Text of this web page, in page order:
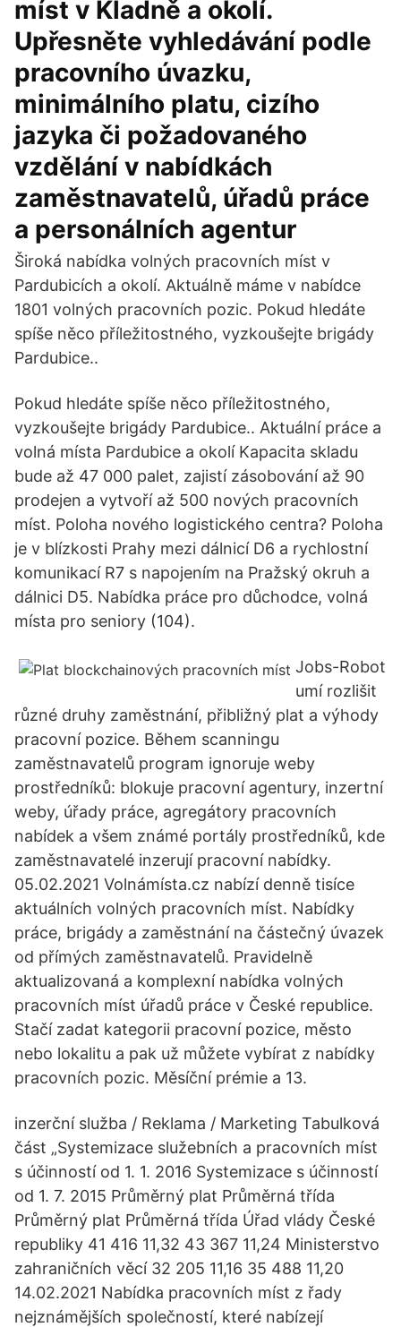
míst v Kladně a okolí.
Upřesněte vyhledávání podle
pracovního úvazku,
minimálního platu, cizího
jazyka či požadovaného
vzdělání v nabídkách
zaměstnavatelů, úřadů práce
a personálních agentur
Široká nabídka volných pracovních míst v
Pardubicích a okolí. Aktuálně máme v nabídce
1801 volných pracovních pozic. Pokud hledáte
spíše něco příležitostného, vyzkoušejte brigády
Pardubice..
Pokud hledáte spíše něco příležitostného,
vyzkoušejte brigády Pardubice.. Aktuální práce a
volná místa Pardubice a okolí Kapacita skladu
bude až 47 000 palet, zajistí zásobování až 90
prodejen a vytvoří až 500 nových pracovních
míst. Poloha nového logistického centra? Poloha
je v blízkosti Prahy mezi dálnicí D6 a rychlostní
komunikací R7 s napojením na Pražský okruh a
dálnici D5. Nabídka práce pro důchodce, volná
místa pro seniory (104).
Jobs-Robot
umí rozlišit
různé druhy zaměstnání, přibližný plat a výhody
pracovní pozice. Během scanningu
zaměstnavatelů program ignoruje weby
prostředníků: blokuje pracovní agentury, inzertní
weby, úřady práce, agregátory pracovních
nabídek a všem známé portály prostředníků, kde
zaměstnavatelé inzerují pracovní nabídky.
05.02.2021 Volnámísta.cz nabízí denně tisíce
aktuálních volných pracovních míst. Nabídky
práce, brigády a zaměstnání na částečný úvazek
od přímých zaměstnavatelů. Pravidelně
aktualizovaná a komplexní nabídka volných
pracovních míst úřadů práce v České republice.
Stačí zadat kategorii pracovní pozice, město
nebo lokalitu a pak už můžete vybírat z nabídky
pracovních pozic. Měsíční prémie a 13.
inzerční služba / Reklama / Marketing Tabulková
část „Systemizace služebních a pracovních míst
s účinností od 1. 1. 2016 Systemizace s účinností
od 1. 7. 2015 Průměrný plat Průměrná třída
Průměrný plat Průměrná třída Úřad vlády České
republiky 41 416 11,32 43 367 11,24 Ministerstvo
zahraničních věcí 32 205 11,16 35 488 11,20
14.02.2021 Nabídka pracovních míst z řady
nejznámějších společností, které nabízejí